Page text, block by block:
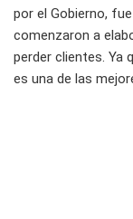
por el Gobierno,
comenzaron a
perder clientes. Ya
es una de las